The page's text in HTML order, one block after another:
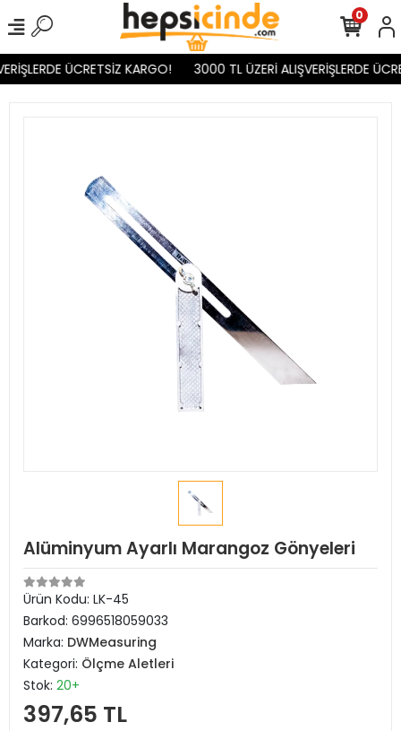
ÜCRETSİZ KARGO! 3000 TL ÜZERİ ALIŞVERİŞLERDE
0
Alüminyum Ayarlı Marangoz Gönyeleri
Ürün Kodu: LK-45
Barkod: 6996518059033
Marka: DWMeasuring
Kategori: Ölçme Aletleri
Stok: 20+
397,65 TL